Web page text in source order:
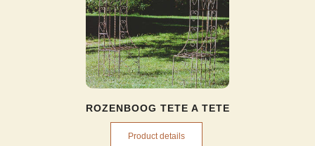
ROZENBOOG TETE A TETE
Product details